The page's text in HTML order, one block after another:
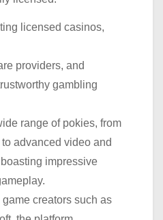
licensed casinos,
providers, and
gambling
range of pokies, from
advanced video and
impressive
creators such as